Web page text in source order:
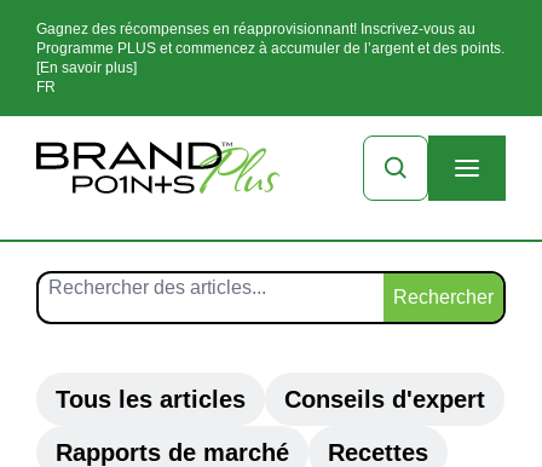
Gagnez des récompenses en réapprovisionnant! Inscrivez-vous au
Programme PLUS et commencez à accumuler de l’argent et des points.
[En savoir plus]
FR
Rechercher
Tous les articles
Conseils d'expert
Rapports de marché
Recettes